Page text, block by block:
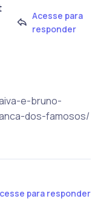
Acesse para
responder
e-bruno-
dos-famosos/
para responder